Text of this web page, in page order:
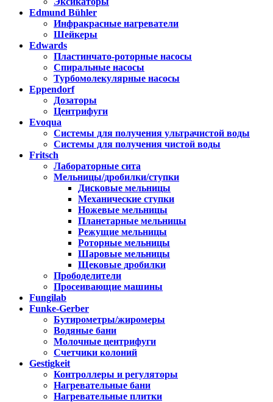
Edmund Bühler
Инфракрасные нагреватели
Шейкеры
Edwards
Пластинчато-роторные насосы
Спиральные насосы
Турбомолекулярные насосы
Eppendorf
Дозаторы
Центрифуги
Evoqua
Системы для получения ультрачистой воды
Системы для получения чистой воды
Fritsch
Лабораторные сита
Мельницы/дробилки/ступки
Дисковые мельницы
Механические ступки
Ножевые мельницы
Планетарные мельницы
Режущие мельницы
Роторные мельницы
Шаровые мельницы
Щековые дробилки
Прободелители
Просеивающие машины
Fungilab
Funke-Gerber
Бутирометры/жиромеры
Водяные бани
Молочные центрифуги
Счетчики колоний
Gestigkeit
Контроллеры и регуляторы
Нагревательные бани
Нагревательные плитки